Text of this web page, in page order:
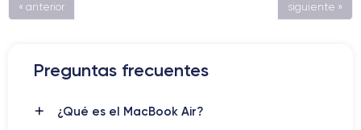
« anterior siguiente »
Preguntas frecuentes
¿Qué es el MacBook Air?